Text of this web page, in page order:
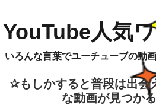
YouTube人気
いろんな言葉でユーチューブの動
✰もしかすると普段は出会
な動画が見つか